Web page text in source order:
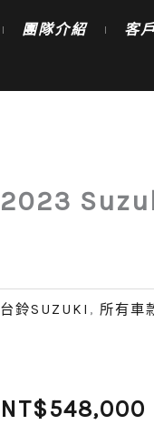
團隊介紹 客
2023
台鈴SUZUKI , 所有車
NT$548,000